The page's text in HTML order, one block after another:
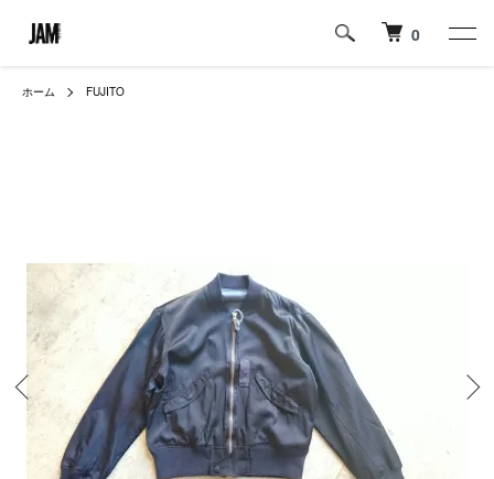
0
ホーム FUJITO